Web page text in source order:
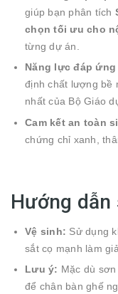
giúp bạn phân tích
chọn tối ưu cho
từng dự án.
Năng lực đáp ứng
định chất lượng bề
nhất của Bộ Giáo
Cam kết an toàn
chứng chỉ xanh,
Hướng dẫn
Vệ sinh: Sử dụng
sắt cọ mạnh làm
Lưu ý: Mặc dù
để chân bàn ghế